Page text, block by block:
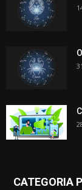
CATEGORIA